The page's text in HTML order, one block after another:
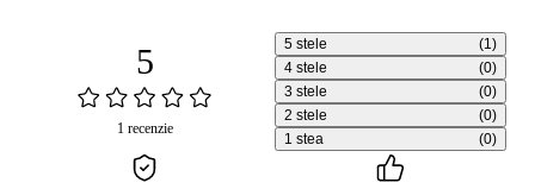
5
1 recenzie
5 stele
(1)
4 stele
(0)
3 stele
(0)
2 stele
(0)
1 stea
(0)